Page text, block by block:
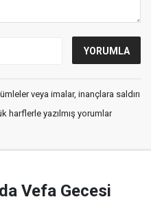
veya imalar, inançlara saldırı
harflerle yazılmış yorumlar
Vefa Gecesi